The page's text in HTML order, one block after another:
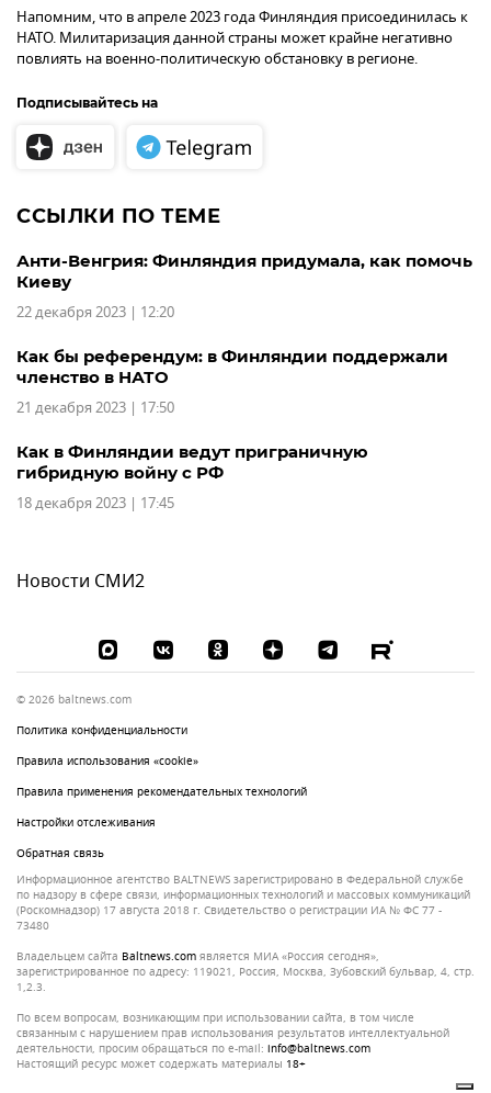
Напомним, что в апреле 2023 года Финляндия присоединилась к
НАТО. Милитаризация данной страны может крайне негативно
повлиять на военно-политическую обстановку в регионе.
Подписывайтесь на
ССЫЛКИ ПО ТЕМЕ
Анти-Венгрия: Финляндия придумала, как помочь
Киеву
22 декабря 2023 | 12:20
Как бы референдум: в Финляндии поддержали
членство в НАТО
21 декабря 2023 | 17:50
Как в Финляндии ведут приграничную
гибридную войну с РФ
18 декабря 2023 | 17:45
Новости СМИ2
© 2026 baltnews.com
Политика конфиденциальности
Правила использования «cookie»
Правила применения рекомендательных технологий
Настройки отслеживания
Обратная связь
Информационное агентство BALTNEWS зарегистрировано в Федеральной службе
по надзору в сфере связи, информационных технологий и массовых коммуникаций
(Роскомнадзор) 17 августа 2018 г. Свидетельство о регистрации ИА № ФС 77 -
73480
Владельцем сайта
baltnews.com является МИА «Россия сегодня»,
зарегистрированное по адресу: 119021, Россия, Москва, Зубовский бульвар, 4, стр.
1,2.3.
По всем вопросам, возникающим при использовании сайта, в том числе
связанным с нарушением прав использования результатов интеллектуальной
деятельности, просим обращаться по e-mail: info@baltnews.com
Настоящий ресурс может содержать материалы 18+